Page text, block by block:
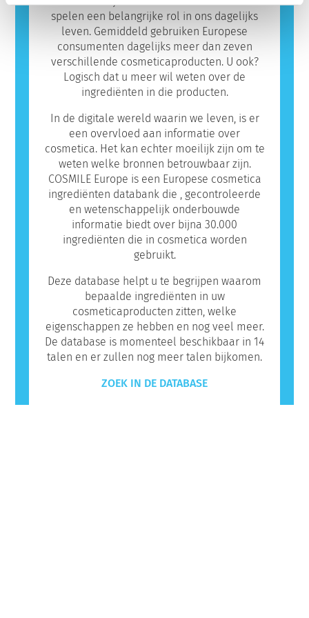
product niet veilig is voor anderen om te
gebruiken.
spelen een belangrijke rol in ons dagelijks
leven. Gemiddeld gebruiken Europese
consumenten dagelijks meer dan zeven
verschillende cosmeticaproducten. U ook?
Logisch dat u meer wil weten over de
ingrediënten in die producten.
In de digitale wereld waarin we leven, is er
een overvloed aan informatie over
cosmetica. Het kan echter moeilijk zijn om te
weten welke bronnen betrouwbaar zijn.
COSMILE Europe is een Europese cosmetica
ingrediënten databank die , gecontroleerde
en wetenschappelijk onderbouwde
informatie biedt over bijna 30.000
ingrediënten die in cosmetica worden
gebruikt.
Deze database helpt u te begrijpen waarom
bepaalde ingrediënten in uw
cosmeticaproducten zitten, welke
eigenschappen ze hebben en nog veel meer.
De database is momenteel beschikbaar in 14
talen en er zullen nog meer talen bijkomen.
ZOEK IN DE DATABASE